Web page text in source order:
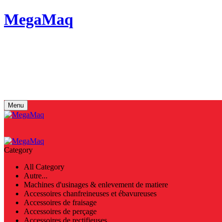
MegaMaq
Menu
Category
All Category
Autre...
Machines d'usinages & enlevement de matiere
Accessoires chanfreineuses et ébavureuses
Accessoires de fraisage
Accessoires de perçage
Accessoires de rectifieuses